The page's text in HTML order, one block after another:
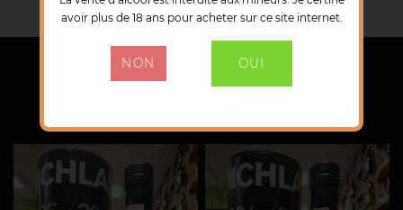
avoir plus de 18 ans pour acheter sur ce site internet.
NON OUI